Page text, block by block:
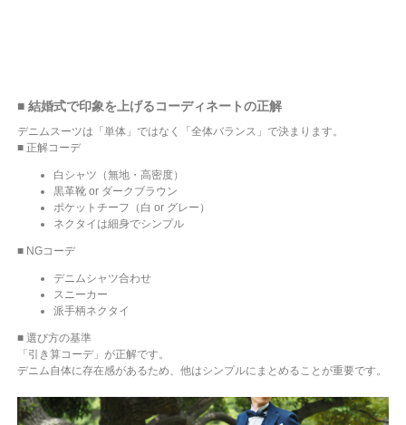
■ 結婚式で印象を上げるコーディネートの正解
デニムスーツは「単体」ではなく「全体バランス」で決まります。
■ 正解コーデ
白シャツ（無地・高密度）
黒革靴 or ダークブラウン
ポケットチーフ（白 or グレー）
ネクタイは細身でシンプル
■ NGコーデ
デニムシャツ合わせ
スニーカー
派手柄ネクタイ
■ 選び方の基準
「引き算コーデ」が正解です。
デニム自体に存在感があるため、他はシンプルにまとめることが重要です。